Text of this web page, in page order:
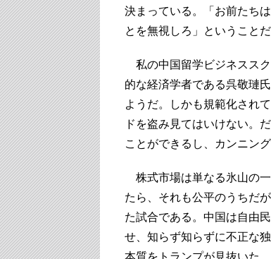
決まっている。「お前たち
とを無視しろ」ということだ
私の中国留学ビジネスス
的な経済学者である呉敬璉
ようだ。しかも規範化され
ドを盗み見てはいけない。
ことができるし、カンニン
株式市場は単なる氷山の
たら、それも公平のうちだ
た試合である。中国は自由
せ、知らず知らずに不正な
本質をトランプが見抜いた